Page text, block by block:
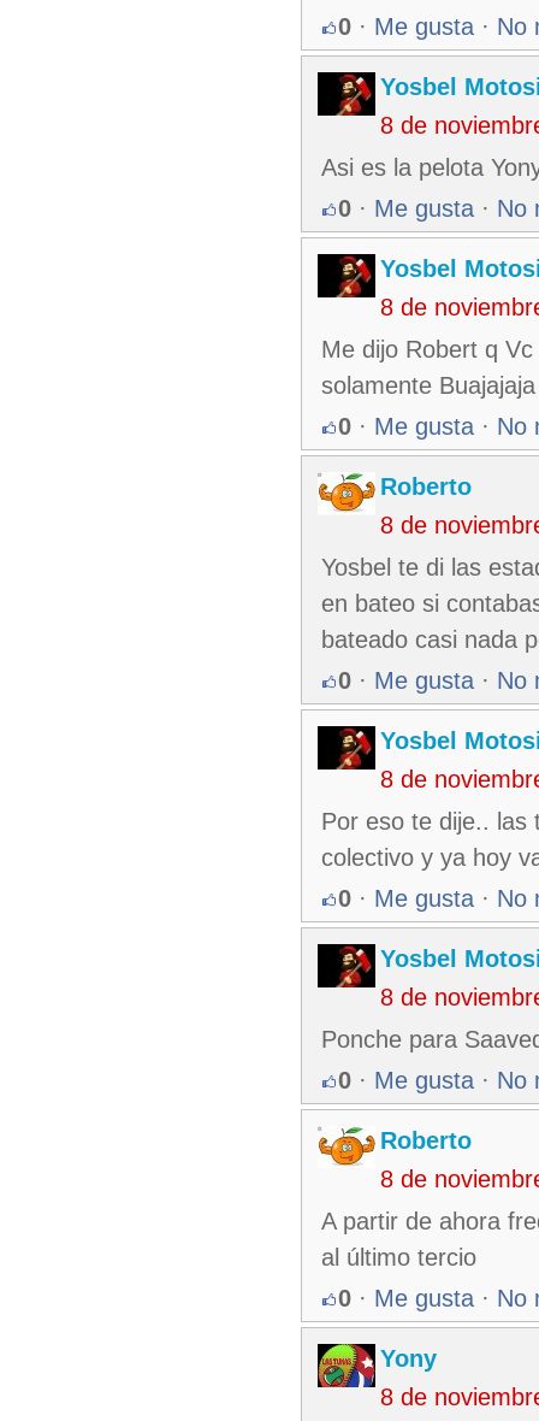
0 · Me gusta · No
Yosbel
8 de
Asi es la pelota
0 · Me gusta · No
Yosbel
8 de
Me dijo Robert q
solamente Buajajaja
0 · Me gusta · No
Roberto
8 de
Yosbel te di las
en bateo si
bateado casi nada
0 · Me gusta · No
Yosbel
8 de
Por eso te dije.. las
colectivo y ya hoy
0 · Me gusta · No
Yosbel
8 de
Ponche para
0 · Me gusta · No
Roberto
8 de
A partir de ahora
al último tercio
0 · Me gusta · No
Yony
8 de